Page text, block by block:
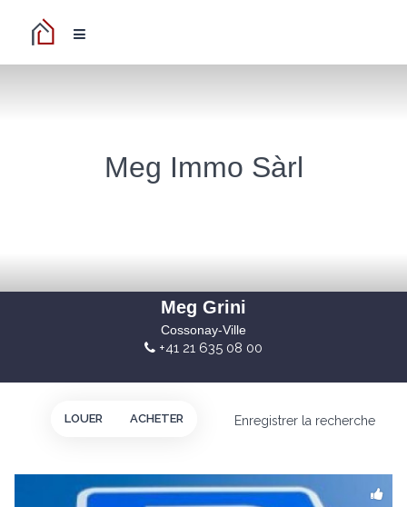
Meg Immo Sàrl
Meg Grini
Cossonay-Ville
+41 21 635 08 00
Enregistrer la recherche
LOUER ACHETER